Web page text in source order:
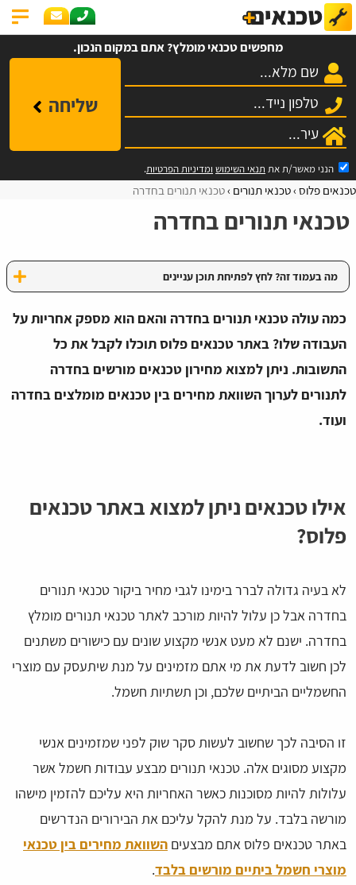
מחפשים טכנאי מומלץ? אתם במקום הנכון.
שליחה
הנני מאשר/ת את תנאי השימוש ומדיניות הפרטיות.
טכנאים פלוס טכנאי תנורים טכנאי תנורים בחדרה
טכנאי תנורים בחדרה
מה בעמוד זה? לחץ לפתיחת תוכן עניינים
כמה עולה טכנאי תנורים בחדרה והאם הוא מספק אחריות על
העבודה שלו? באתר טכנאים פלוס תוכלו לקבל את כל
התשובות. ניתן למצוא מחירון טכנאים מורשים בחדרה
לתנורים לערוך השוואת מחירים בין טכנאים מומלצים בחדרה
ועוד.
אילו טכנאים ניתן למצוא באתר טכנאים
פלוס?
לא בעיה גדולה לברר בימינו לגבי מחיר ביקור טכנאי תנורים
בחדרה אבל כן עלול להיות מורכב לאתר טכנאי תנורים מומלץ
בחדרה. ישנם לא מעט אנשי מקצוע שונים עם כישורים משתנים
לכן חשוב לדעת את מי אתם מזמינים על מנת שיתעסק עם מוצרי
החשמליים הביתיים שלכם, וכן תשתיות חשמל.
זו הסיבה לכך שחשוב לעשות סקר שוק לפני שמזמינים אנשי
מקצוע מסוגים אלה. טכנאי תנורים מבצע עבודות חשמל אשר
עלולות להיות מסוכנות כאשר האחריות היא עליכם להזמין מישהו
מורשה בלבד. על מנת להקל עליכם את הבירורים הנדרשים
באתר טכנאים פלוס אתם מבצעים השוואת מחירים בין טכנאי
מוצרי חשמל ביתיים מורשים בלבד.